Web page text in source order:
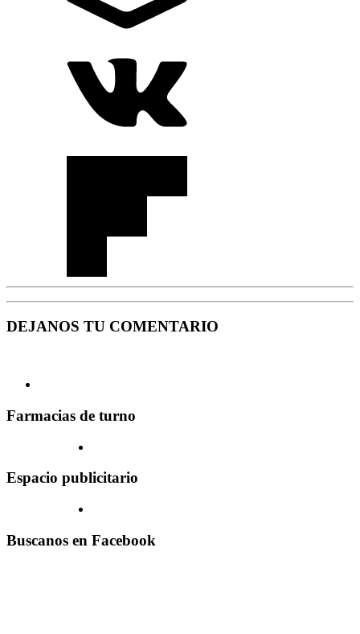
DEJANOS TU COMENTARIO
Farmacias de turno
Espacio publicitario
Buscanos en Facebook